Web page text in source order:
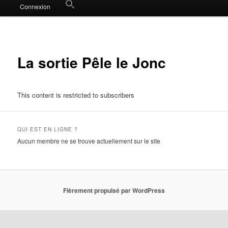
Connexion Search
Search Button
La sortie Pêle le Jonc
This content is restricted to subscribers
QUI EST EN LIGNE ?
Aucun membre ne se trouve actuellement sur le site
Fièrement propulsé par WordPress